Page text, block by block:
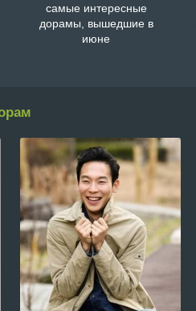
самые интересные
дорамы, вышедшие в
июне